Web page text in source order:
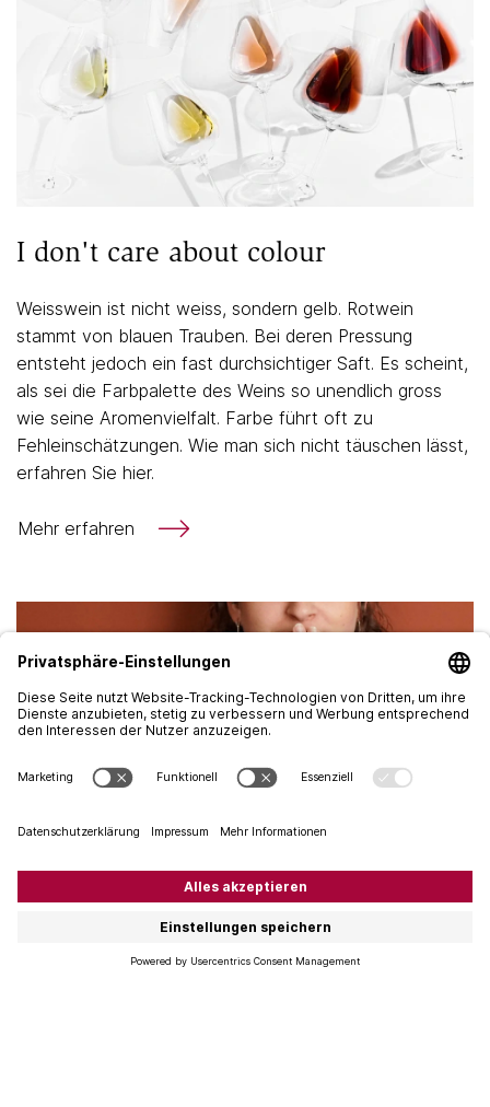
I don't care about colour
Weisswein ist nicht weiss, sondern gelb. Rotwein
stammt von blauen Trauben. Bei deren Pressung
entsteht jedoch ein fast durchsichtiger Saft. Es scheint,
als sei die Farbpalette des Weins so unendlich gross
wie seine Aromenvielfalt. Farbe führt oft zu
Fehleinschätzungen. Wie man sich nicht täuschen lässt,
erfahren Sie hier.
Mehr erfahren
Blaue Zähne vom roten Wein...